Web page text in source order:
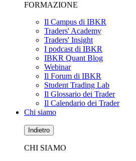
FORMAZIONE
Il Campus di IBKR
Traders' Academy
Traders' Insight
I podcast di IBKR
IBKR Quant Blog
Webinar
Il Forum di IBKR
Student Trading Lab
Il Glossario dei Trader
Il Calendario dei Trader
Chi siamo
Indietro
CHI SIAMO